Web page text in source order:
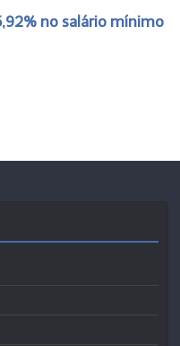
no salário mínimo